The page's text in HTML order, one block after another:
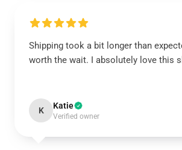
Shipping took a bit longer than
worth the wait. I absolutely love this
K Katie
Verified owner